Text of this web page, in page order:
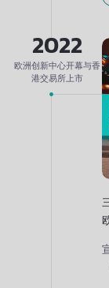
2022
欧洲创新中心开幕与香
港交易所上市